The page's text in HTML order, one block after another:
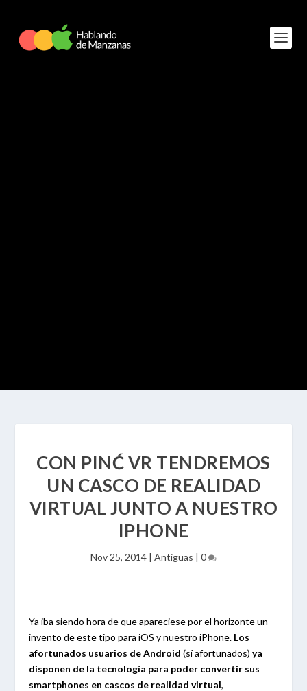
CON PINĆ VR TENDREMOS
UN CASCO DE REALIDAD
VIRTUAL JUNTO A NUESTRO
IPHONE
Nov 25, 2014 | Antiguas | 0
Ya iba siendo hora de que apareciese por el horizonte un
invento de este tipo para iOS y nuestro iPhone. Los
afortunados usuarios de Android (sí afortunados)ya
disponen de la tecnología para poder convertir sus
smartphones en cascos de realidad virtual,